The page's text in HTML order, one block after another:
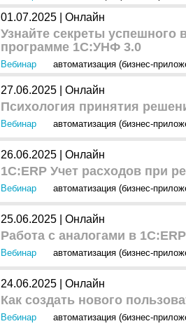
01.07.2025 | Онлайн
Узнайте секреты успешного
программе 1С:УНФ 3.0
Вебинар автоматизация (бизнес-
27.06.2025 | Онлайн
Психология принятия
Вебинар автоматизация (бизнес-
26.06.2025 | Онлайн
1С:ERP Учет расходов при
Вебинар автоматизация (бизнес-
25.06.2025 | Онлайн
Работа с аналогами в
Вебинар автоматизация (бизнес-
24.06.2025 | Онлайн
Как создать нового
Вебинар автоматизация (бизнес-